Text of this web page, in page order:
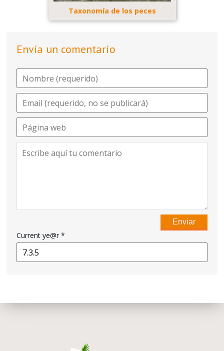
Taxonomía de los peces
Envía un comentario
Current ye@r*